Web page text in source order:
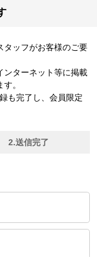
タッフがお客様のご要
ンターネット等に掲載
。
も完了し、会員限定
2.送信完了